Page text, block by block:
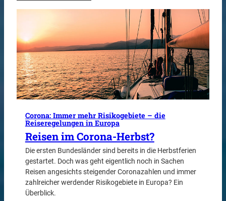
Corona: Immer mehr Risikogebiete – die
Reiseregelungen in Europa
Reisen im Corona-Herbst?
Die ersten Bundesländer sind bereits in die Herbstferien
gestartet. Doch was geht eigentlich noch in Sachen
Reisen angesichts steigender Coronazahlen und immer
zahlreicher werdender Risikogebiete in Europa? Ein
Überblick.